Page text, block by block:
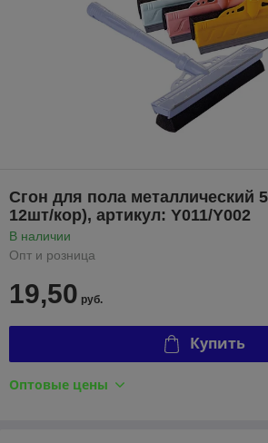
Сгон для пола металлический
12шт/кор), артикул: Y011/Y002
В наличии
Опт и розница
19,50 руб.
Купить
Оптовые цены